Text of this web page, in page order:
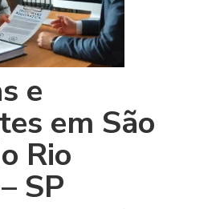
e
em São
Rio
SP